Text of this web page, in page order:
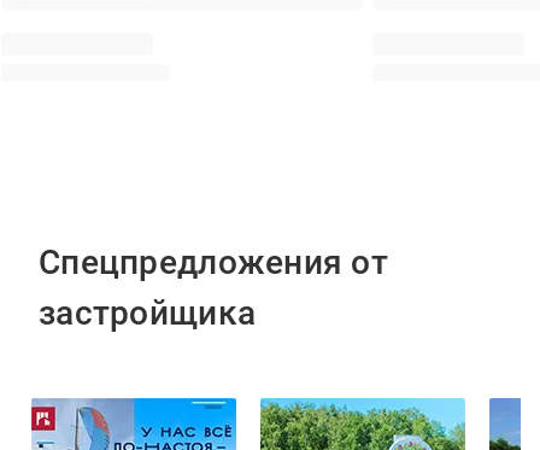
Спецпредложения от
застройщика